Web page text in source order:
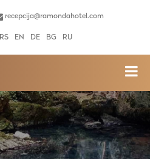
recepcija@ramondahotel.com
RS EN DE BG RU